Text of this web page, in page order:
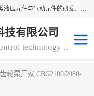
无锡乾锐锋液压科技有限公司，系专业从事各类液压元件与气动元件的研发、生产和销售业务为一体的生产型齿轮泵厂家、液压齿轮泵厂家。主要生产销售风冷式冷却器、液压油风冷却器，冷却器厂家直销、齿轮泵型号、齿轮泵厂家排名详情可来电咨询！
技有限公司
QIANRUIFENG fluid control technology co. LTD
轮泵厂家 CBG2100/2080-